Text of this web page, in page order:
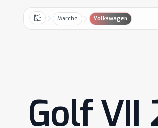
Home Marche Volkswagen
Golf VII